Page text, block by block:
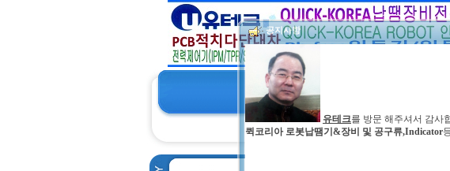
공지사항
유테크를 방문 해주셔서 감사
퀵코리아 로봇납땜기&장비 및 공구류,Indicator